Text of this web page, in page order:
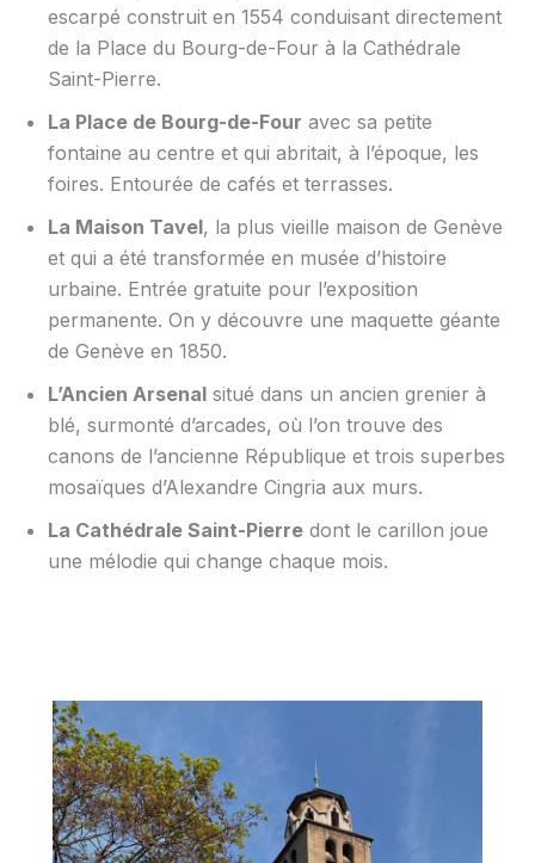
escarpé construit en 1554 conduisant directement
de la Place du Bourg-de-Four à la Cathédrale
Saint-Pierre.
La Place de Bourg-de-Four avec sa petite
fontaine au centre et qui abritait, à l’époque, les
foires. Entourée de cafés et terrasses.
La Maison Tavel, la plus vieille maison de Genève
et qui a été transformée en musée d’histoire
urbaine. Entrée gratuite pour l’exposition
permanente. On y découvre une maquette géante
de Genève en 1850.
L’Ancien Arsenal situé dans un ancien grenier à
blé, surmonté d’arcades, où l’on trouve des
canons de l’ancienne République et trois superbes
mosaïques d’Alexandre Cingria aux murs.
La Cathédrale Saint-Pierre dont le carillon joue
une mélodie qui change chaque mois.